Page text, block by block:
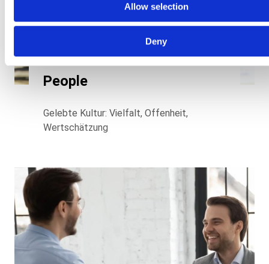
Allow selection
Deny
People
Gelebte Kultur: Vielfalt, Offenheit,
Wertschätzung